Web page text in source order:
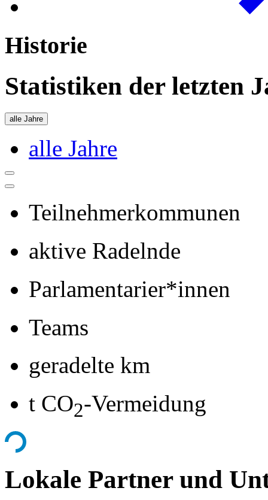
Historie
Statistiken der letzten
alle Jahre
alle Jahre
Teilnehmerkommunen
aktive Radelnde
Parlamentarier*innen
Teams
geradelte km
t CO2-Vermeidung
Lokale Partner und